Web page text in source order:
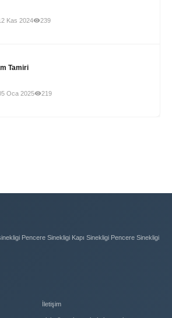
Kas 2024 239
Tamiri
Oca 2025 219
Pencere Sinekligi Kapı Sinekligi Pencere Sinekligi
İletişim